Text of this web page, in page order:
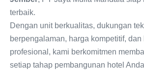
terbaik.
Dengan unit berkualitas, dukungan
berpengalaman, harga kompetitif, dan
profesional, kami berkomitmen
setiap tahap pembangunan hotel